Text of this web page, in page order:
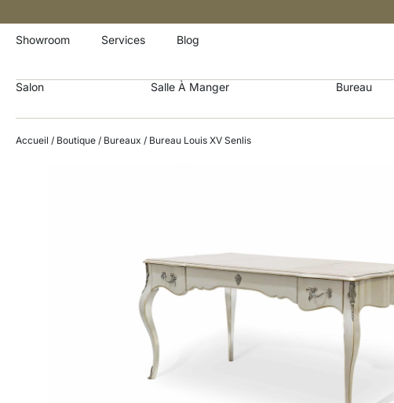
Showroom Services Blog
Salon Salle À Manger Bureau
Accueil / Boutique / Bureaux / Bureau Louis XV Senlis